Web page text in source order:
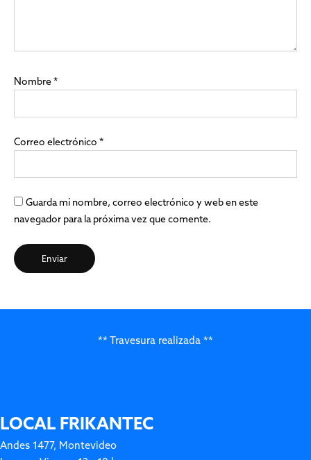
Nombre*
Correo electrónico *
Guarda mi nombre, correo electrónico y web en este
navegador para la próxima vez que comente.
** Travesura realizada **
LOCAL FRIKANTEC
Andes 1477, Montevideo